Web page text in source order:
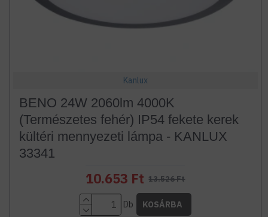
Kanlux
BENO 24W 2060lm 4000K
(Természetes fehér) IP54 fekete kerek
kültéri mennyezeti lámpa - KANLUX
33341
10.653 Ft 13.526 Ft
Db KOSÁRBA